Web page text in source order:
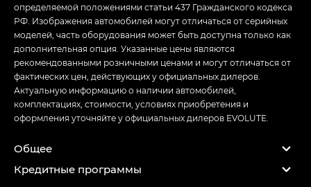
определяемой положениями статьи 437 Гражданского кодекса
РФ. Изображения автомобилей могут отличаться от серийных
моделей, часть оборудования может быть доступна только как
дополнительная опция. Указанные цены являются
рекомендованными розничными ценами и могут отличаться от
фактических цен, действующих у официальных дилеров.
Актуальную информацию о наличии автомобилей,
комплектациях, стоимости, условиях приобретения и
оформления уточняйте у официальных дилеров EVOLUTE.
Общее
Кредитные программы